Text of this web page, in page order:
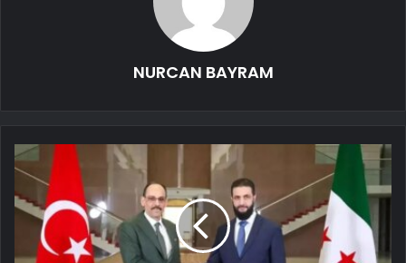
NURCAN BAYRAM